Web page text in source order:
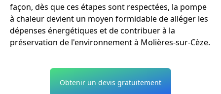
façon, dès que ces étapes sont respectées, la pompe
à chaleur devient un moyen formidable de alléger les
dépenses énergétiques et de contribuer à la
préservation de l'environnement à Molières-sur-Cèze.
Obtenir un devis gratuitement